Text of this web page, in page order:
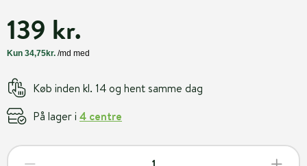
139 kr.
Køb inden kl. 14 og hent samme dag
På lager i 4 centre